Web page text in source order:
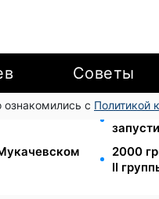
Советы
с Политикой
Acted и
Кэшбек
2000
II